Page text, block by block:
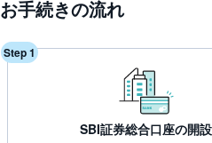
お手続きの流れ
Step 1
SBI証券総合口座の開設